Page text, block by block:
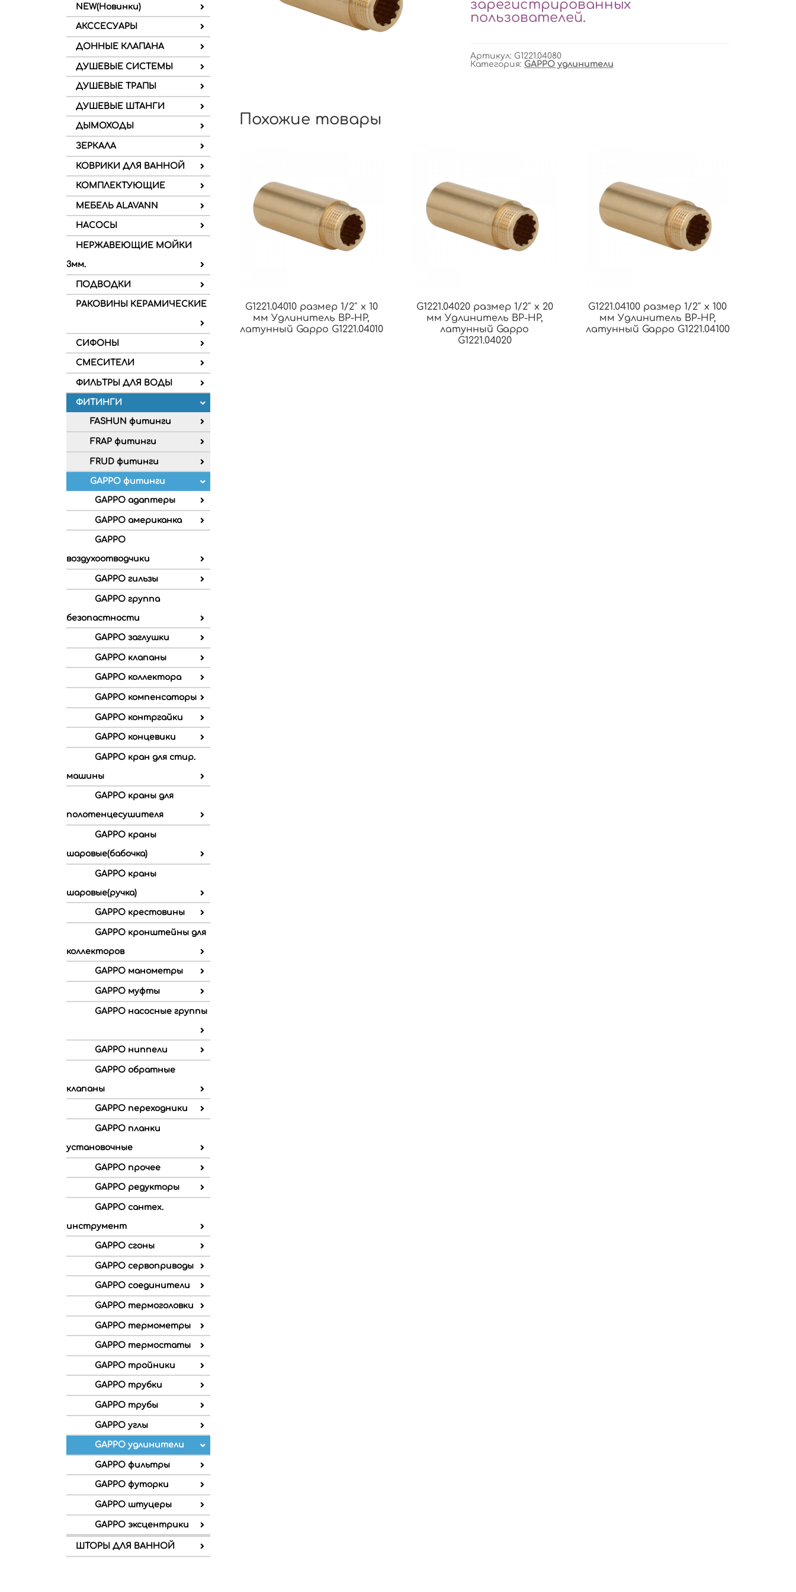
NEW(Новинки)
АКССЕСУАРЫ
ДОННЫЕ КЛАПАНА
ДУШЕВЫЕ СИСТЕМЫ
ДУШЕВЫЕ ТРАПЫ
ДУШЕВЫЕ ШТАНГИ
ДЫМОХОДЫ
ЗЕРКАЛА
КОВРИКИ ДЛЯ ВАННОЙ
КОМПЛЕКТУЮЩИЕ
МЕБЕЛЬ ALAVANN
НАСОСЫ
НЕРЖАВЕЮЩИЕ МОЙКИ
3мм.
ПОДВОДКИ
РАКОВИНЫ КЕРАМИЧЕСКИЕ
СИФОНЫ
СМЕСИТЕЛИ
ФИЛЬТРЫ ДЛЯ ВОДЫ
ФИТИНГИ
FASHUN фитинги
FRAP фитинги
FRUD фитинги
GAPPO фитинги
GAPPO адаптеры
GAPPO американка
GAPPO
воздухоотводчики
GAPPO гильзы
GAPPO группа
безопастности
GAPPO заглушки
GAPPO клапаны
GAPPO коллектора
GAPPO компенсаторы
GAPPO контргайки
GAPPO концевики
GAPPO кран для стир.
машины
GAPPO краны для
полотенцесушителя
GAPPO краны
шаровые(бабочка)
GAPPO краны
шаровые(ручка)
GAPPO крестовины
GAPPO кронштейны для
коллекторов
GAPPO манометры
GAPPO муфты
GAPPO насосные группы
GAPPO ниппели
GAPPO обратные
клапаны
GAPPO переходники
GAPPO планки
установочные
GAPPO прочее
GAPPO редукторы
GAPPO сантех.
инструмент
GAPPO сгоны
GAPPO сервоприводы
GAPPO соединители
GAPPO термоголовки
GAPPO термометры
GAPPO термостаты
GAPPO тройники
GAPPO трубки
GAPPO трубы
GAPPO углы
GAPPO удлинители
GAPPO фильтры
GAPPO футорки
GAPPO штуцеры
GAPPO эксцентрики
ШТОРЫ ДЛЯ ВАННОЙ
зарегистрированных
пользователей.
Артикул: G1221.04080
Категория: GAPPO удлинители
Похожие товары
G1221.04010 размер 1/2″ х 10
мм Удлинитель ВР-НР,
латунный Gappo G1221.04010
G1221.04020 размер 1/2″ х 20
мм Удлинитель ВР-НР,
латунный Gappo
G1221.04020
G1221.04100 размер 1/2″ х 100
мм Удлинитель ВР-НР,
латунный Gappo G1221.04100